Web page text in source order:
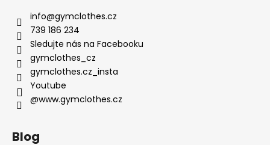
info@gymclothes.cz
739 186 234
Sledujte nás na Facebooku
gymclothes_cz
gymclothes.cz_insta
Youtube
@www.gymclothes.cz
Blog